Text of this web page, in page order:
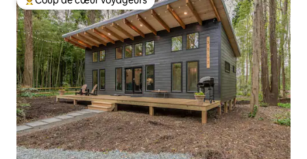
Coup de cœur voyageurs parmi les plus aimés